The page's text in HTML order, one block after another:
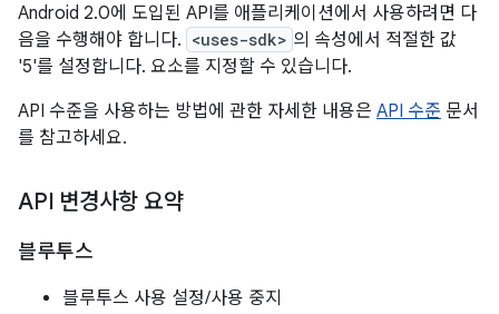
Android 2.0에 도입된 API를 애플리케이션에서 사용하려면 다
음을 수행해야 합니다. <uses-sdk> 의 속성에서 적절한 값
'5'를 설정합니다. 요소를 지정할 수 있습니다.
API 수준을 사용하는 방법에 관한 자세한 내용은 API 수준 문서
를 참고하세요.
API 변경사항 요약
블루투스
블루투스 사용 설정/사용 중지